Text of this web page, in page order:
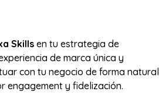
Skillsen tu estrategia de
de marca única y
con tu negocio de forma natural
engagement y fidelización.